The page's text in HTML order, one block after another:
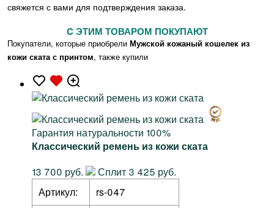
свяжется с вами для подтверждения заказа.
C ЭТИМ ТОВАРОМ ПОКУПАЮТ
Покупатели, которые приобрели Мужской кожаный кошелек из
кожи ската с принтом, также купили
Гарантия натуральности 100%
Классический ремень из кожи ската
13 700 руб.
Сплит 3 425 руб.
Артикул:
rs-047